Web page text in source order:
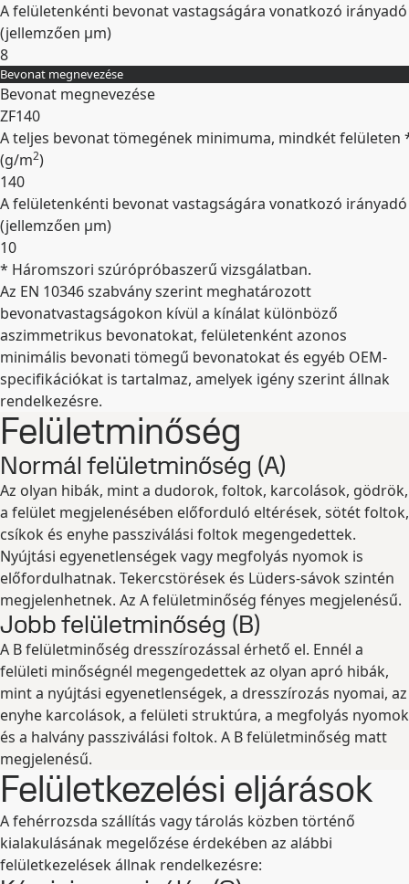
A felületenkénti bevonat vastagságára vonatkozó
(jellemzően µm)
8
Kibontás
Bevonat megnevezése
Bevonat megnevezése
ZF140
A teljes bevonat tömegének minimuma, mindkét felületen
(g/m2)
140
A felületenkénti bevonat vastagságára vonatkozó
(jellemzően µm)
10
Kibontás
* Háromszori szúrópróbaszerű vizsgálatban.
Az EN 10346 szabvány szerint meghatározott
bevonatvastagságokon kívül a kínálat különböző
aszimmetrikus bevonatokat, felületenként azonos
minimális bevonati tömegű bevonatokat és egyéb OEM-
specifikációkat is tartalmaz, amelyek igény szerint állnak
rendelkezésre.
Felületminőség
Normál felületminőség (A)
Az olyan hibák, mint a dudorok, foltok, karcolások, gödrök,
a felület megjelenésében előforduló eltérések, sötét foltok,
csíkok és enyhe passziválási foltok megengedettek.
Nyújtási egyenetlenségek vagy megfolyás nyomok is
előfordulhatnak. Tekercstörések és Lüders-sávok szintén
megjelenhetnek. Az A felületminőség fényes megjelenésű.
Jobb felületminőség (B)
A B felületminőség dresszírozással érhető el. Ennél a
felületi minőségnél megengedettek az olyan apró hibák,
mint a nyújtási egyenetlenségek, a dresszírozás nyomai, az
enyhe karcolások, a felületi struktúra, a megfolyás nyomok
és a halvány passziválási foltok. A B felületminőség matt
megjelenésű.
Felületkezelési eljárások
A fehérrozsda szállítás vagy tárolás közben történő
kialakulásának megelőzése érdekében az alábbi
felületkezelések állnak rendelkezésre: